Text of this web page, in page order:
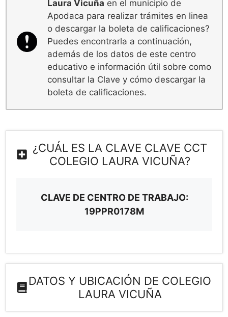
Laura Vicuña en el municipio de
Apodaca para realizar trámites en linea
o descargar la boleta de calificaciones?
Puedes encontrarla a continuación,
además de los datos de este centro
educativo e información útil sobre como
consultar la Clave y cómo descargar la
boleta de calificaciones.
¿CUÁL ES LA CLAVE CLAVE CCT
COLEGIO LAURA VICUÑA?
CLAVE DE CENTRO DE TRABAJO:
19PPR0178M
DATOS Y UBICACIÓN DE COLEGIO
LAURA VICUÑA